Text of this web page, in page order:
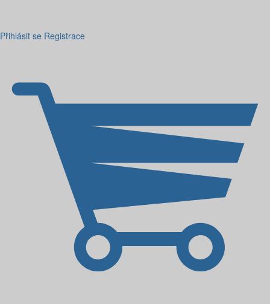
Přihlásit se Registrace